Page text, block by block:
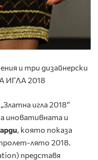
игла 2018“
иновативната и
, която показа
лято 2018.
представя